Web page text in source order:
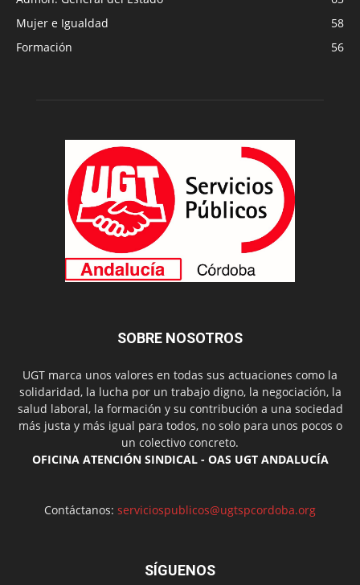
Mujer e Igualdad
58
Formación
56
SOBRE NOSOTROS
UGT marca unos valores en todas sus actuaciones como la
solidaridad, la lucha por un trabajo digno, la negociación, la
salud laboral, la formación y su contribución a una sociedad
más justa y más igual para todos, no solo para unos pocos o
un colectivo concreto.
OFICINA ATENCIÓN SINDICAL - OAS UGT ANDALUCÍA
Contáctanos: serviciospublicos@ugtspcordoba.org
SÍGUENOS